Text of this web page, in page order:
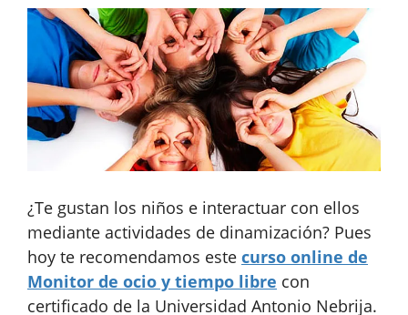
¿Te gustan los niños e interactuar con ellos
mediante actividades de dinamización? Pues
hoy te recomendamos este curso online de
Monitor de ocio y tiempo libre con
certificado de la Universidad Antonio Nebrija.